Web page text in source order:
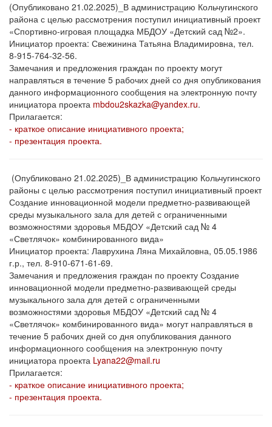
(Опубликовано 21.02.2025)_В администрацию Кольчугинского
района с целью рассмотрения поступил инициативный проект
«Спортивно-игровая площадка МБДОУ «Детский сад №2».
Инициатор проекта: Свежинина Татьяна Владимировна, тел.
8-915-764-32-56.
Замечания и предложения граждан по проекту могут
направляться в течение 5 рабочих дней со дня опубликования
данного информационного сообщения на электронную почту
инициатора проекта mbdou2skazka@yandex.ru.
Прилагается:
- краткое описание инициативного проекта;
- презентация проекта.
(Опубликовано 21.02.2025)_В администрацию Кольчугинского
районы с целью рассмотрения поступил инициативный проект
Создание инновационной модели предметно-развивающей
среды музыкального зала для детей с ограниченными
возможностями здоровья МБДОУ «Детский сад № 4
«Светлячок» комбинированного вида»
Инициатор проекта: Лаврухина Ляна Михайловна, 05.05.1986
г.р., тел. 8-910-671-61-69.
Замечания и предложения граждан по проекту Создание
инновационной модели предметно-развивающей среды
музыкального зала для детей с ограниченными
возможностями здоровья МБДОУ «Детский сад № 4
«Светлячок» комбинированного вида» могут направляться в
течение 5 рабочих дней со дня опубликования данного
информационного сообщения на электронную почту
инициатора проекта Lyana22@mail.ru
Прилагается:
- краткое описание инициативного проекта;
- презентация проекта.